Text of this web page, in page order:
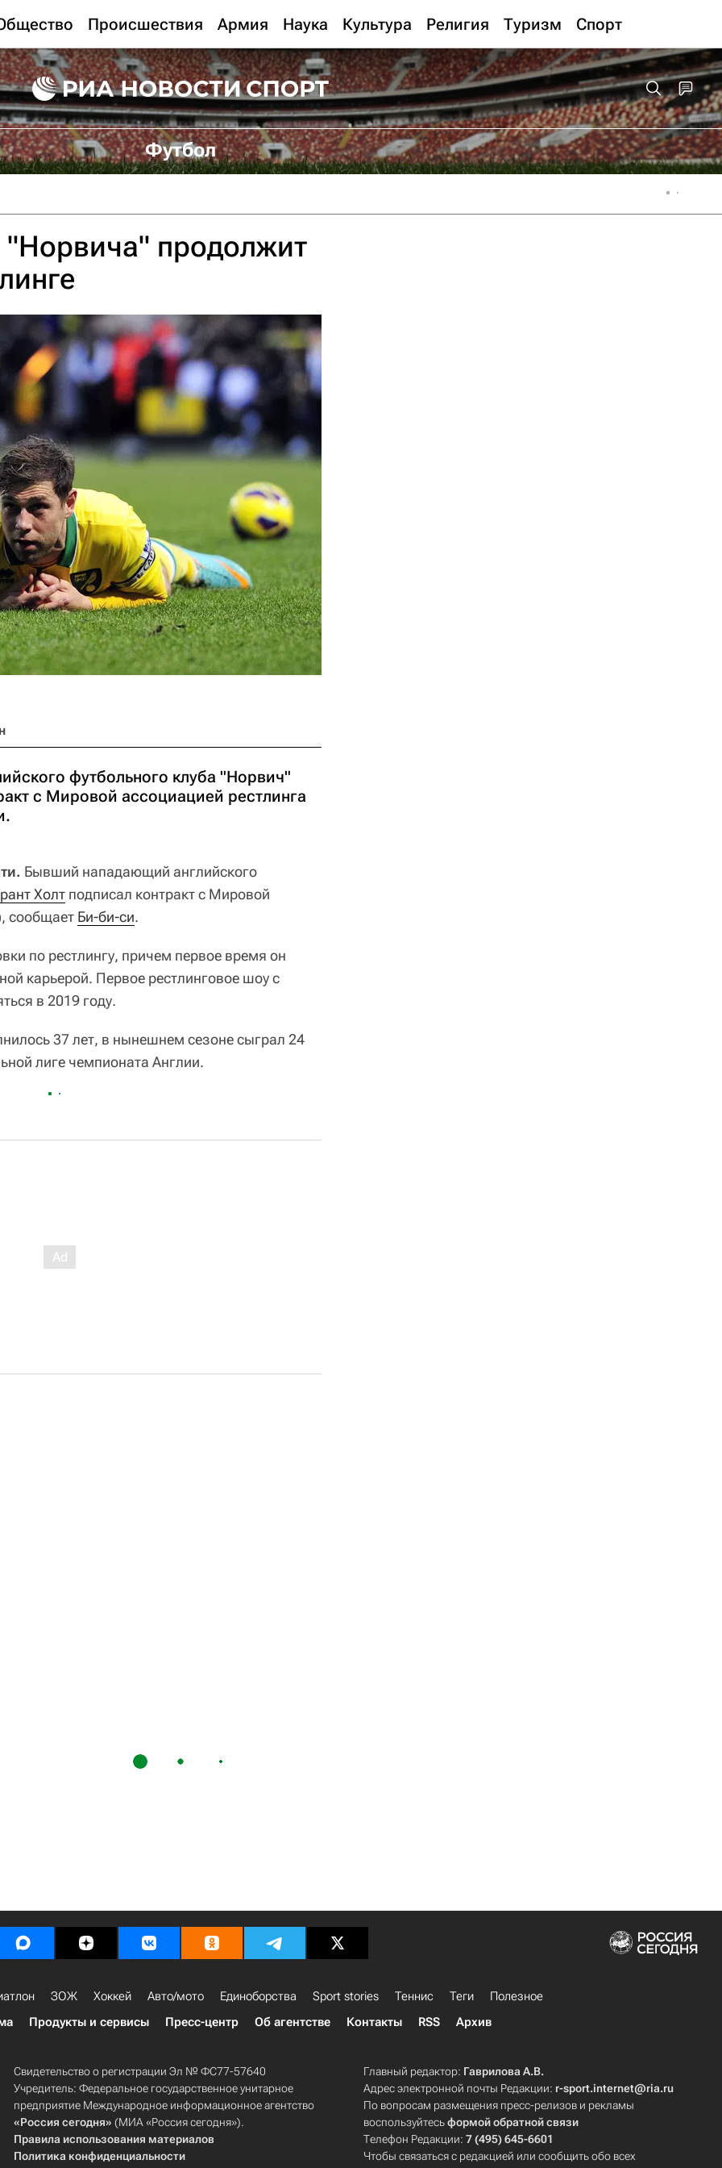
Происшествия Армия Наука Культура Религия Туризм Спорт
Футбол
"Норвича" продолжит
футбольного клуба "Норвич"
с Мировой ассоциацией рестлинга
Бывший нападающий английского
Холт подписал контракт с Мировой
сообщает Би-би-си.
по рестлингу, причем первое время он
карьерой. Первое рестлинговое шоу с
в 2019 году.
37 лет, в нынешнем сезоне сыграл 24
лиге чемпионата Англии.
ЗОЖ Хоккей Авто/мото Единоборства Sport stories Теннис Теги
Полезное
Продукты и сервисы Пресс-центр Об агентстве Контакты RSS Архив
Свидетельство о регистрации Эл № ФС77-57640
Учредитель: Федеральное государственное унитарное
предприятие Международное информационное агентство
«Россия сегодня» (МИА «Россия сегодня»).
Правила использования материалов
Политика конфиденциальности
Главный редактор: Гаврилова А.В.
Адрес электронной почты Редакции: r-sport.internet@ria.ru
По вопросам размещения пресс-релизов и рекламы
воспользуйтесьформой обратной связи
Телефон Редакции:7 (495) 645-6601
Чтобы связаться с редакцией или сообщить обо всех